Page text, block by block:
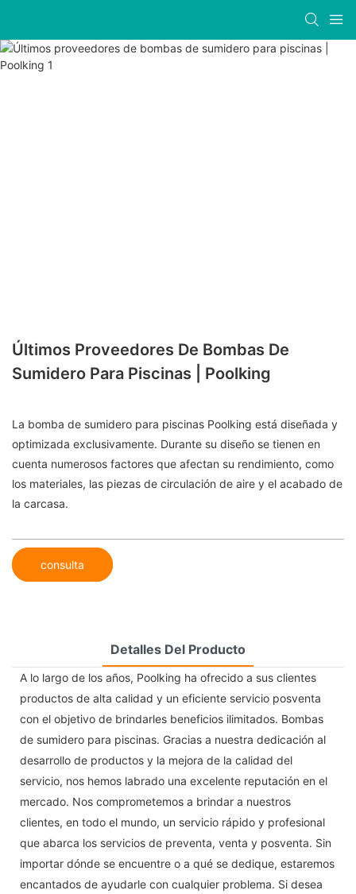
Últimos Proveedores De Bombas De
Sumidero Para Piscinas | Poolking
La bomba de sumidero para piscinas Poolking está diseñada y
optimizada exclusivamente. Durante su diseño se tienen en
cuenta numerosos factores que afectan su rendimiento, como
los materiales, las piezas de circulación de aire y el acabado de
la carcasa.
consulta
Detalles Del Producto
A lo largo de los años, Poolking ha ofrecido a sus clientes
productos de alta calidad y un eficiente servicio posventa
con el objetivo de brindarles beneficios ilimitados. Bombas
de sumidero para piscinas. Gracias a nuestra dedicación al
desarrollo de productos y la mejora de la calidad del
servicio, nos hemos labrado una excelente reputación en el
mercado. Nos comprometemos a brindar a nuestros
clientes, en todo el mundo, un servicio rápido y profesional
que abarca los servicios de preventa, venta y posventa. Sin
importar dónde se encuentre o a qué se dedique, estaremos
encantados de ayudarle con cualquier problema. Si desea